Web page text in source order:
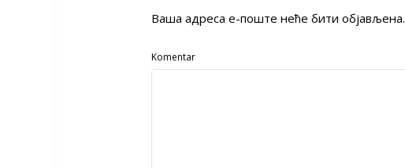
Ваша адреса е-поште неће бити објављена.
Komentar